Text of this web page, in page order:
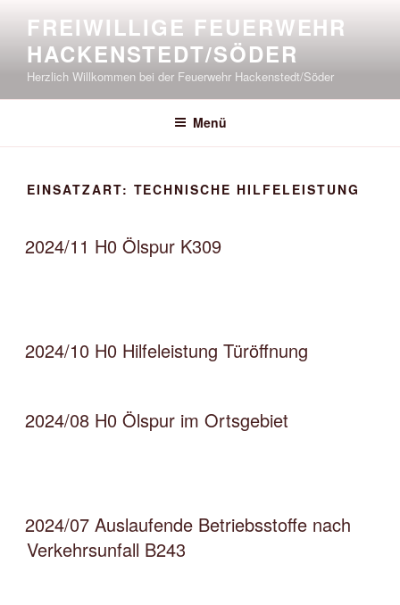
springen
FREIWILLIGE FEUERWEHR
HACKENSTEDT/SÖDER
Herzlich Willkommen bei der Feuerwehr Hackenstedt/Söder
Menü
EINSATZART: TECHNISCHE HILFELEISTUNG
2024/11 H0 Ölspur K309
2024/10 H0 Hilfeleistung Türöffnung
2024/08 H0 Ölspur im Ortsgebiet
2024/07 Auslaufende Betriebsstoffe nach
Verkehrsunfall B243